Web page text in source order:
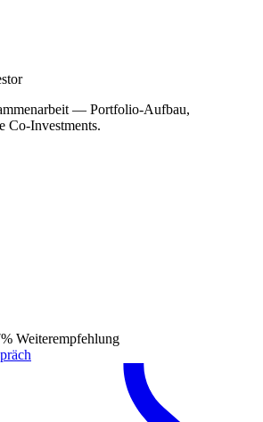
— Portfolio-Aufbau,
Co-Investments.
Weiterempfehlung